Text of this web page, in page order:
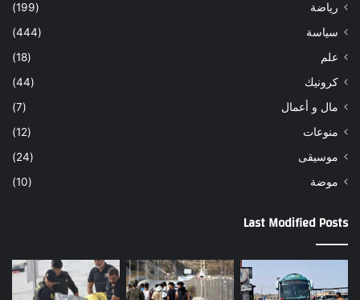
رياضة
(199)
سياسة
(444)
علم
(18)
كرونيك
(44)
مال و أعمال
(7)
منوعات
(12)
موسيقى
(24)
موضة
(10)
Last Modified Posts